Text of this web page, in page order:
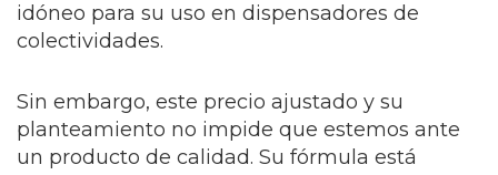
idóneo para su uso en dispensadores de
colectividades.
Sin embargo, este precio ajustado y su
planteamiento no impide que estemos ante
un producto de calidad. Su fórmula está